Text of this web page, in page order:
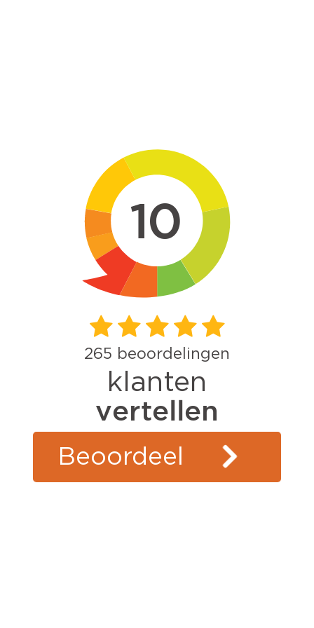
10
265 beoordelingen
klanten
vertellen
Beoordeel